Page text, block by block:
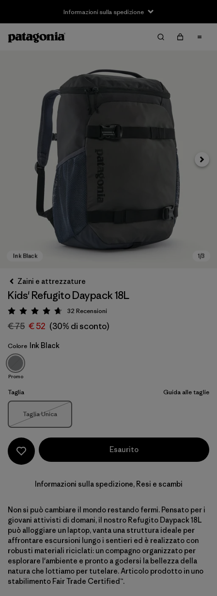
Informazioni sulla spedizione
Ink Black
Avanti
Zaini e attrezzature
Kids' Refugito Daypack 18L
Valutazione: 4.7 / 5
32 Recensioni
€ 75 € 52 (30% di sconto)
Colore Ink Black
Promo
Taglia Guida alle taglie
Taglia
Taglia Unica
Esaurito
Informazioni sulla spedizione, Resi e scambi
Non si può cambiare il mondo restando fermi. Pensato per i
giovani attivisti di domani, il nostro Refugito Daypack 18L
può alloggiare un laptop, vanta una struttura ideale per
affrontare escursioni lungo i sentieri ed è realizzato con
robusti materiali riciclati: un compagno organizzato per
esplorare l'ambiente e pronto a godersi la bellezza della
natura che lottiamo per tutelare. Articolo prodotto in uno
stabilimento Fair Trade Certified™.